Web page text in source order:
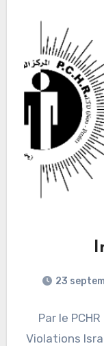
23
Par le
Violations